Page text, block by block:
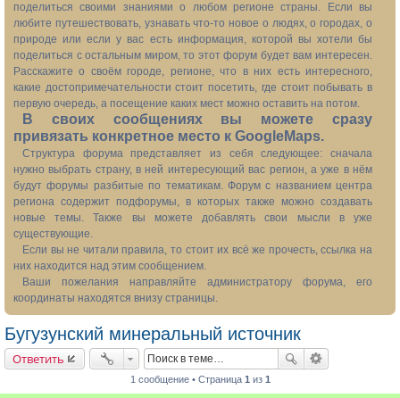
поделиться своими знаниями о любом регионе страны. Если вы
любите путешествовать, узнавать что-то новое о людях, о городах, о
природе или если у вас есть информация, которой вы хотели бы
поделиться с остальным миром, то этот форум будет вам интересен.
Расскажите о своём городе, регионе, что в них есть интересного,
какие достопримечательности стоит посетить, где стоит побывать в
первую очередь, а посещение каких мест можно оставить на потом.
В своих сообщениях вы можете сразу
привязать конкретное место к GoogleMaps.
Структура форума представляет из себя следующее: сначала
нужно выбрать страну, в ней интересующий вас регион, а уже в нём
будут форумы разбитые по тематикам. Форум с названием центра
региона содержит подфорумы, в которых также можно создавать
новые темы. Также вы можете добавлять свои мысли в уже
существующие.
Если вы не читали правила, то стоит их всё же прочесть, ссылка на
них находится над этим сообщением.
Ваши пожелания направляйте администратору форума, его
координаты находятся внизу страницы.
Бугузунский минеральный источник
Ответить
1 сообщение • Страница 1 из 1